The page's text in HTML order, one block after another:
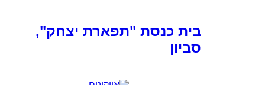
בית כנסת "תפארת יצחק",
סביון